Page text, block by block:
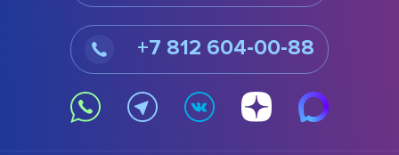
+7 812 604-00-88